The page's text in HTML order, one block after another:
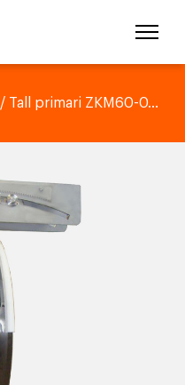
/ Tall primari ZKM60-0...